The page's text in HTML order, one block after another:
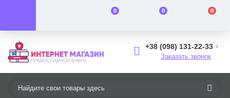
0 0 0
+38 (098) 131-22-33
Заказать звонок